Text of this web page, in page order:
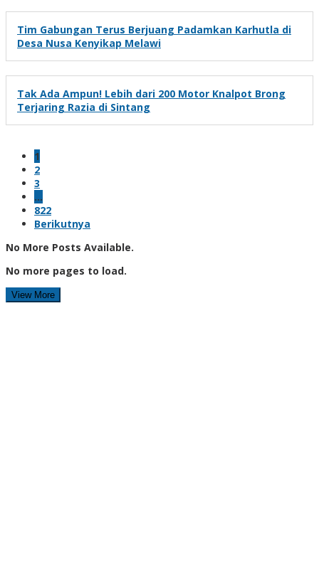
Tim Gabungan Terus Berjuang Padamkan Karhutla di
Desa Nusa Kenyikap Melawi
Tak Ada Ampun! Lebih dari 200 Motor Knalpot Brong
Terjaring Razia di Sintang
1
2
3
…
822
Berikutnya
No More Posts Available.
No more pages to load.
View More